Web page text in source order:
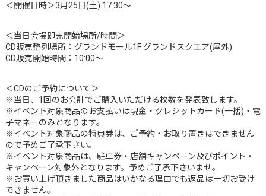
＜開催日時＞3月25日(土) 17:30〜
＜当日会場即売開始場所/時間＞
CD販売整列場所：グランドモール1F グランドスクエア(屋外)
CD販売開始時間：10:00～
＜CDのご予約について＞
※当日、1回のお会計でご購入いただける枚数を発表致します。
※イベント対象商品のお支払いは現金・クレジットカード(一括)・電
子マネーのみとなります。
※イベント対象商品の特典券は、ご予約・お取り置きはできません
ので予めご了承下さい。
※イベント対象商品は、駐車券・店舗キャンペーン及びポイント・
キャンペーン対象外となります。予めご了承下さいませ。
※お買い上げ頂きました商品はいかなる理由でも返品は一切お受け
できません。